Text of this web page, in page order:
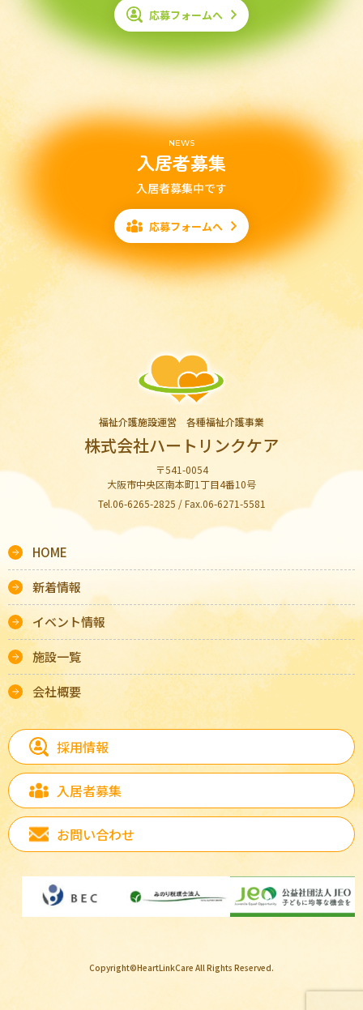
応募フォームへ
NEWS
入居者募集
入居者募集中です
応募フォームへ
福祉介護施設運営 各種福祉介護事業
株式会社ハートリンクケア
〒541-0054
大阪市中央区南本町1丁目4番10号
Tel.06-6265-2825 / Fax.06-6271-5581
HOME
新着情報
イベント情報
施設一覧
会社概要
採用情報
入居者募集
お問い合わせ
Copyright©HeartLinkCare All Rights Reserved.